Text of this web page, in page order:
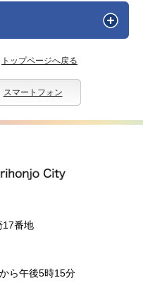
トップページへ戻る
スマートフォン
番地
ら午後5時15分